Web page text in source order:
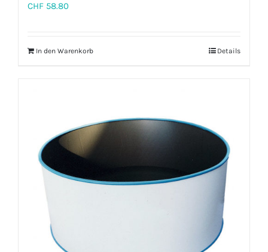
CHF 58.80
In den Warenkorb Details